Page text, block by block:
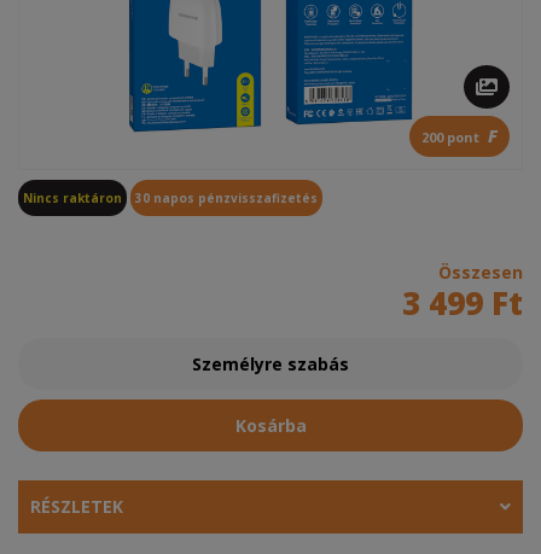
200 pont F
Nincs raktáron 30 napos pénzvisszafizetés
Összesen
3 499 Ft
Személyre szabás
Kosárba
RÉSZLETEK